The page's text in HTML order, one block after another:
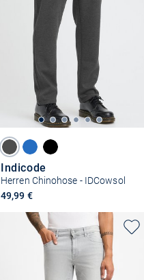
Indicode
Herren Chinohose - IDCowsol
49,99 €